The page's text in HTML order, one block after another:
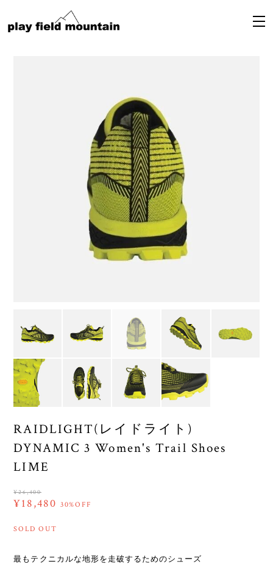
RAIDLIGHT(レイドライト)
DYNAMIC 3 Women's Trail Shoes
LIME
¥26,400
¥18,480 30%OFF
SOLD OUT
最もテクニカルな地形を走破するためのシューズ